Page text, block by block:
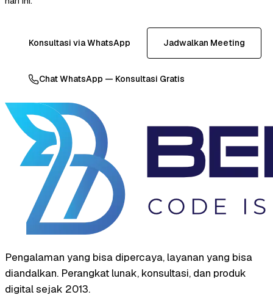
Konsultasi via WhatsApp Jadwalkan Meeting
Chat WhatsApp — Konsultasi Gratis
Pengalaman yang bisa dipercaya, layanan yang bisa
diandalkan. Perangkat lunak, konsultasi, dan produk
digital sejak 2013.